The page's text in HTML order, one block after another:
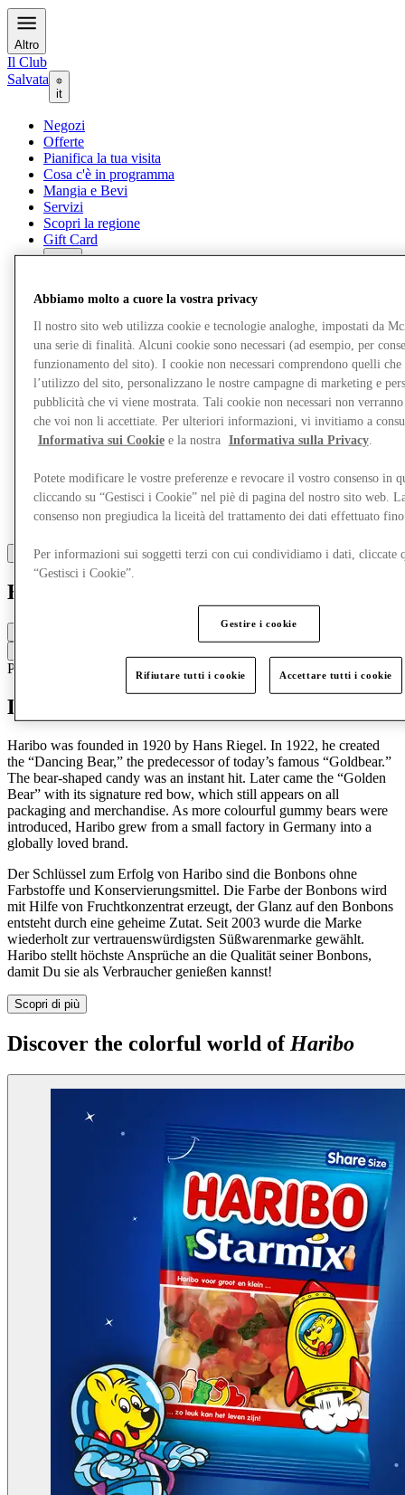
Altro
Il Club
Salvata
it
Negozi
Offerte
Pianifica la tua visita
Cosa c'è in programma
Mangia e Bevi
Servizi
Scopri la regione
Gift Card
Haribo
Prodotti dolciari
Discover Haribo
Haribo was founded in 1920 by Hans Riegel. In 1922, he created
the “Dancing Bear,” the predecessor of today’s famous “Goldbear.”
The bear-shaped candy was an instant hit. Later came the “Golden
Bear” with its signature red bow, which still appears on all
packaging and merchandise. As more colourful gummy bears were
introduced, Haribo grew from a small factory in Germany into a
globally loved brand.
Der Schlüssel zum Erfolg von Haribo sind die Bonbons ohne
Farbstoffe und Konservierungsmittel. Die Farbe der Bonbons wird
mit Hilfe von Fruchtkonzentrat erzeugt, der Glanz auf den Bonbons
entsteht durch eine geheime Zutat. Seit 2003 wurde die Marke
wiederholt zur vertrauenswürdigsten Süßwarenmarke gewählt.
Haribo stellt höchste Ansprüche an die Qualität seiner Bonbons,
damit Du sie als Verbraucher genießen kannst!
Scopri di più
Discover the colorful world of Haribo
Abbiamo molto a cuore la vostra privacy
Il nostro sito web utilizza cookie e tecnologie analoghe, impostati da
una serie di finalità. Alcuni cookie sono necessari (ad esempio, per
funzionamento del sito). I cookie non necessari comprendono quelli che
l’utilizzo del sito, personalizzano le nostre campagne di marketing e
pubblicità che vi viene mostrata. Tali cookie non necessari non
che voi non li accettiate. Per ulteriori informazioni, vi invitiamo a
Informativa sui Cookiee la nostra Informativa sulla Privacy.
Potete modificare le vostre preferenze e revocare il vostro consenso in
cliccando su “Gestisci i Cookie” nel piè di pagina del nostro sito web.
consenso non pregiudica la liceità del trattamento dei dati effettuato
Per informazioni sui soggetti terzi con cui condividiamo i dati, cliccate
“Gestisci i Cookie”.
Gestire i cookie
Rifiutare tutti i cookie Accettare tutti i cookie